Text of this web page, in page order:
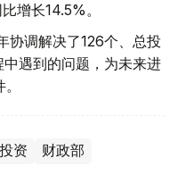
增长14.5%。
协调解决了126个、总投
遇到的问题，为未来进
投资 财政部